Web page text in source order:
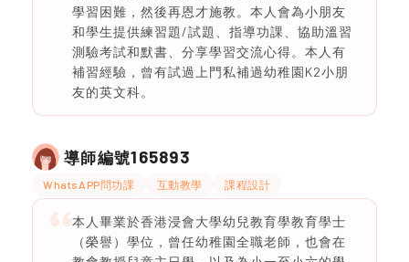
學習困難，然後再恩才施教。本人會為小朋友
和學生提供練習題/試題、指導功課、協助溫習
測驗考試和默書、分享學習交流心得。本人有
補習經驗，曾有試過上門私補過幼稚園K2小朋
友的英文科。
導師編號165893
WhatsAPP問功課 互動教學 課程設計
本人畢業於香港浸會大學幼兒教育學教育學士
（榮譽）學位，曾任幼稚園全職老師，也會在